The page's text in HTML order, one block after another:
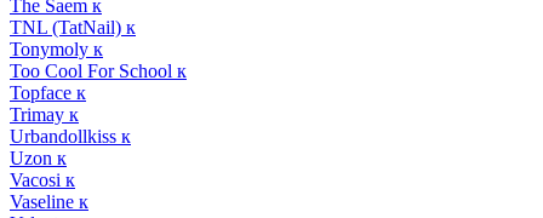
The Saem к
TNL (TatNail) к
Tonymoly к
Too Cool For School к
Topface к
Trimay к
Urbandollkiss к
Uzon к
Vacosi к
Vaseline к